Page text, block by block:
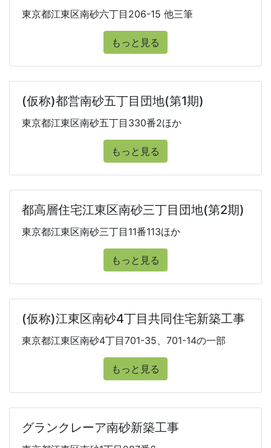
東京都江東区南砂六丁目206-15 他三筆
もっと見る
(仮称)都営南砂五丁目団地(第1期)
東京都江東区南砂五丁目330番2ほか
もっと見る
都高層住宅江東区南砂三丁目団地(第2期)
東京都江東区南砂三丁目11番113ほか
もっと見る
(仮称)江東区南砂4丁目共同住宅新築工事
東京都江東区南砂4丁目701-35、701-14の一部
もっと見る
グランクレーア南砂新築工事